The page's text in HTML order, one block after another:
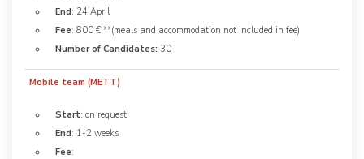
End: 24 April
Fee: 800 € **(meals and accommodation not included in fee)
Number of Candidates: 30
Mobile team (METT)
Start: on request
End: 1-2 weeks
Fee: